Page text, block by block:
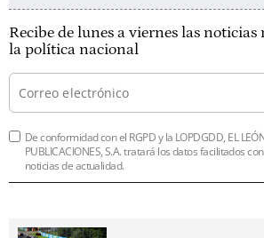
Recibe de lunes a viernes las noticias
la política nacional
De conformidad con el RGPD y la LOPDGDD, EL
PUBLICACIONES, S.A. tratará los datos facilitados
noticias de actualidad.